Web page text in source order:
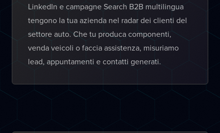
LinkedIn e campagne Search B2B multilingua
tengono la tua azienda nel radar dei clienti del
settore auto. Che tu produca componenti,
venda veicoli o faccia assistenza, misuriamo
lead, appuntamenti e contatti generati.